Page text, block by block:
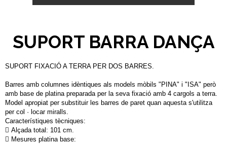
SUPORT BARRA DANÇA
SUPORT FIXACIÓ A TERRA PER DOS BARRES.
Barres amb columnes idèntiques als models mòbils "PINA" i "ISA" però
amb base de platina preparada per la seva fixació amb 4 cargols a terra.
Model apropiat per substituir les barres de paret quan aquesta s'utilitza
per col · locar miralls.
Característiques tècniques:
 Alçada total: 101 cm.
 Mesures platina base: